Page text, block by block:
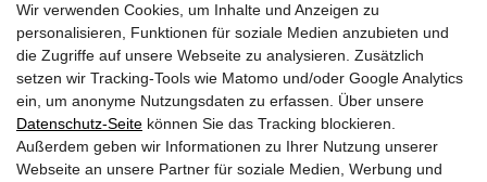
Wir verwenden Cookies, um Inhalte und Anzeigen zu
personalisieren, Funktionen für soziale Medien anzubieten und
die Zugriffe auf unsere Webseite zu analysieren. Zusätzlich
setzen wir Tracking-Tools wie Matomo und/oder Google Analytics
ein, um anonyme Nutzungsdaten zu erfassen. Über unsere
Datenschutz-Seite können Sie das Tracking blockieren.
Außerdem geben wir Informationen zu Ihrer Nutzung unserer
Webseite an unsere Partner für soziale Medien, Werbung und